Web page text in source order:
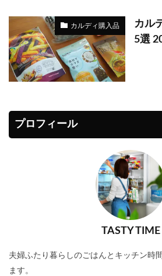
カルディ購入品
カル
5選
プロフィール
TASTY TIME
夫婦ふたり暮らしのごはんとキッチン時
ます。